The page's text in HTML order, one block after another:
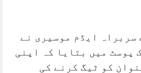
سربراہ ایڈم موسیری نے
پوسٹ میں بتایا کہ اپنی
کو ٹیگ کرنے کی